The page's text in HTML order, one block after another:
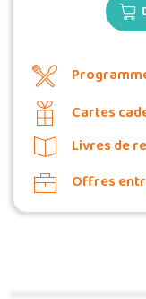
Cartes
Livres de
Offres